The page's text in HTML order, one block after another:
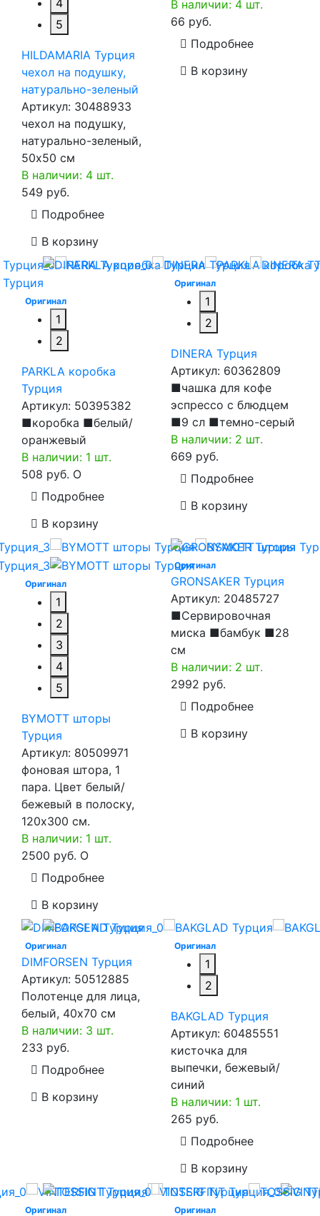
5
HILDAMARIA Турция
чехол на подушку,
натурально-зеленый
Артикул: 30488933
чехол на подушку,
натурально-зеленый,
50x50 см
В наличии: 4 шт.
549 руб.
Подробнее
В корзину
В наличии: 4 шт.
66 руб.
Подробнее
В корзину
Оригинал
1
2
PARKLA коробка
Турция
Артикул: 50395382
■коробка ■белый/
оранжевый
В наличии: 1 шт.
508 руб. O
Подробнее
В корзину
Оригинал
1
2
DINERA Турция
Артикул: 60362809
■чашка для кофе
эспрессо с блюдцем
■9 сл ■темно-серый
В наличии: 2 шт.
669 руб.
Подробнее
В корзину
Оригинал
1
2
3
4
5
BYMOTT шторы
Турция
Артикул: 80509971
фоновая штора, 1
пара. Цвет белый/
бежевый в полоску,
120х300 см.
В наличии: 1 шт.
2500 руб. O
Подробнее
В корзину
Оригинал
GRONSAKER Турция
Артикул: 20485727
■Сервировочная
миска ■бамбук ■28
см
В наличии: 2 шт.
2992 руб.
Подробнее
В корзину
Оригинал
DIMFORSEN Турция
Артикул: 50512885
Полотенце для лица,
белый, 40x70 см
В наличии: 3 шт.
233 руб.
Подробнее
В корзину
Оригинал
1
2
BAKGLAD Турция
Артикул: 60485551
кисточка для
выпечки, бежевый/
синий
В наличии: 1 шт.
265 руб.
Подробнее
В корзину
Оригинал Оригинал